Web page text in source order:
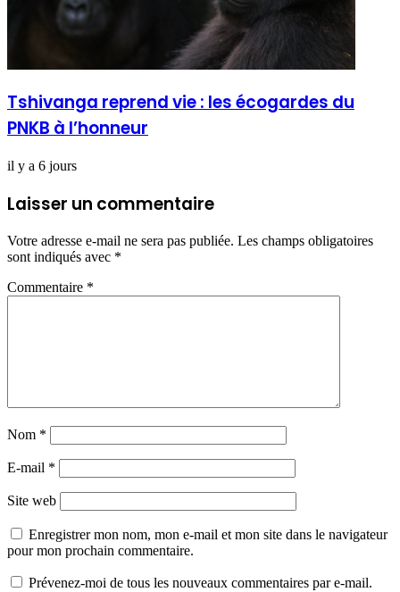
Tshivanga reprend vie : les écogardes du
PNKB à l’honneur
il y a 6 jours
Laisser un commentaire
Votre adresse e-mail ne sera pas publiée. Les champs obligatoires
sont indiqués avec *
Commentaire *
Nom *
E-mail *
Site web
Enregistrer mon nom, mon e-mail et mon site dans le navigateur
pour mon prochain commentaire.
Prévenez-moi de tous les nouveaux commentaires par e-mail.